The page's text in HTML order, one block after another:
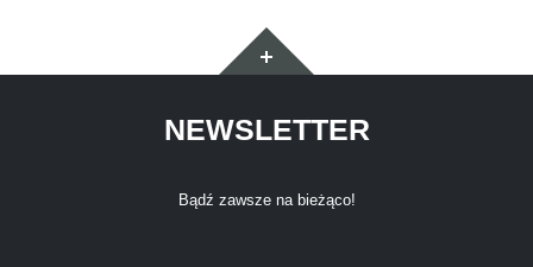
Widgety
NEWSLETTER
Bądź zawsze na bieżąco!